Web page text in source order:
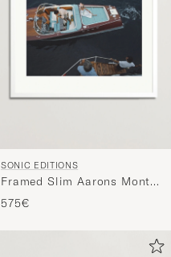
SONIC EDITIONS
Framed Slim Aarons Monte
Carlo
575€